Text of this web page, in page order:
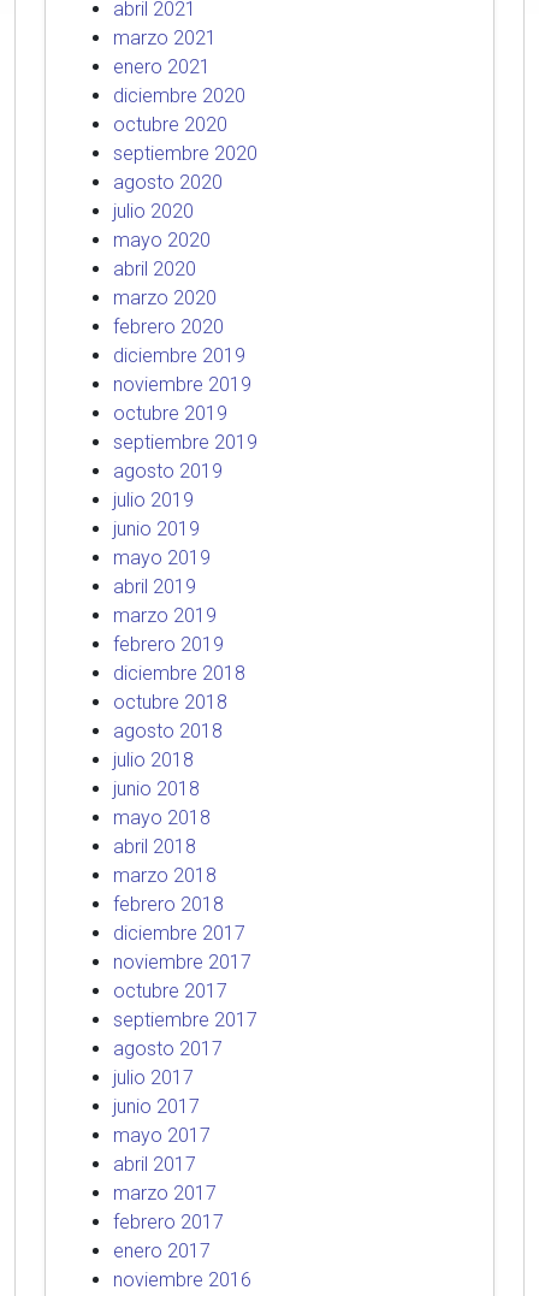
abril 2021
marzo 2021
enero 2021
diciembre 2020
octubre 2020
septiembre 2020
agosto 2020
julio 2020
mayo 2020
abril 2020
marzo 2020
febrero 2020
diciembre 2019
noviembre 2019
octubre 2019
septiembre 2019
agosto 2019
julio 2019
junio 2019
mayo 2019
abril 2019
marzo 2019
febrero 2019
diciembre 2018
octubre 2018
agosto 2018
julio 2018
junio 2018
mayo 2018
abril 2018
marzo 2018
febrero 2018
diciembre 2017
noviembre 2017
octubre 2017
septiembre 2017
agosto 2017
julio 2017
junio 2017
mayo 2017
abril 2017
marzo 2017
febrero 2017
enero 2017
noviembre 2016